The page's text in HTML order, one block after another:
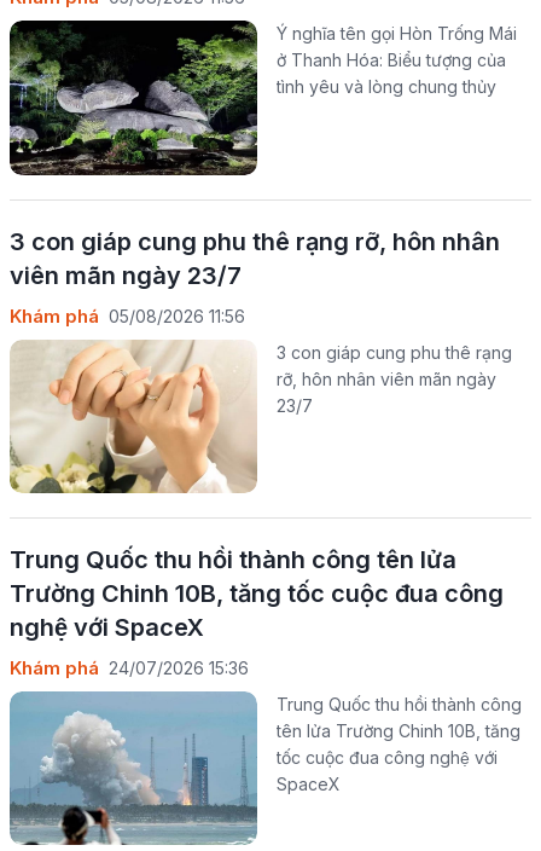
Ý nghĩa tên gọi Hòn Trống Mái
ở Thanh Hóa: Biểu tượng của
tình yêu và lòng chung thủy
3 con giáp cung phu thê rạng rỡ, hôn nhân
viên mãn ngày 23/7
Khám phá 05/08/2026 11:56
3 con giáp cung phu thê rạng
rỡ, hôn nhân viên mãn ngày
23/7
Trung Quốc thu hồi thành công tên lửa
Trường Chinh 10B, tăng tốc cuộc đua công
nghệ với SpaceX
Khám phá 24/07/2026 15:36
Trung Quốc thu hồi thành công
tên lửa Trường Chinh 10B, tăng
tốc cuộc đua công nghệ với
SpaceX